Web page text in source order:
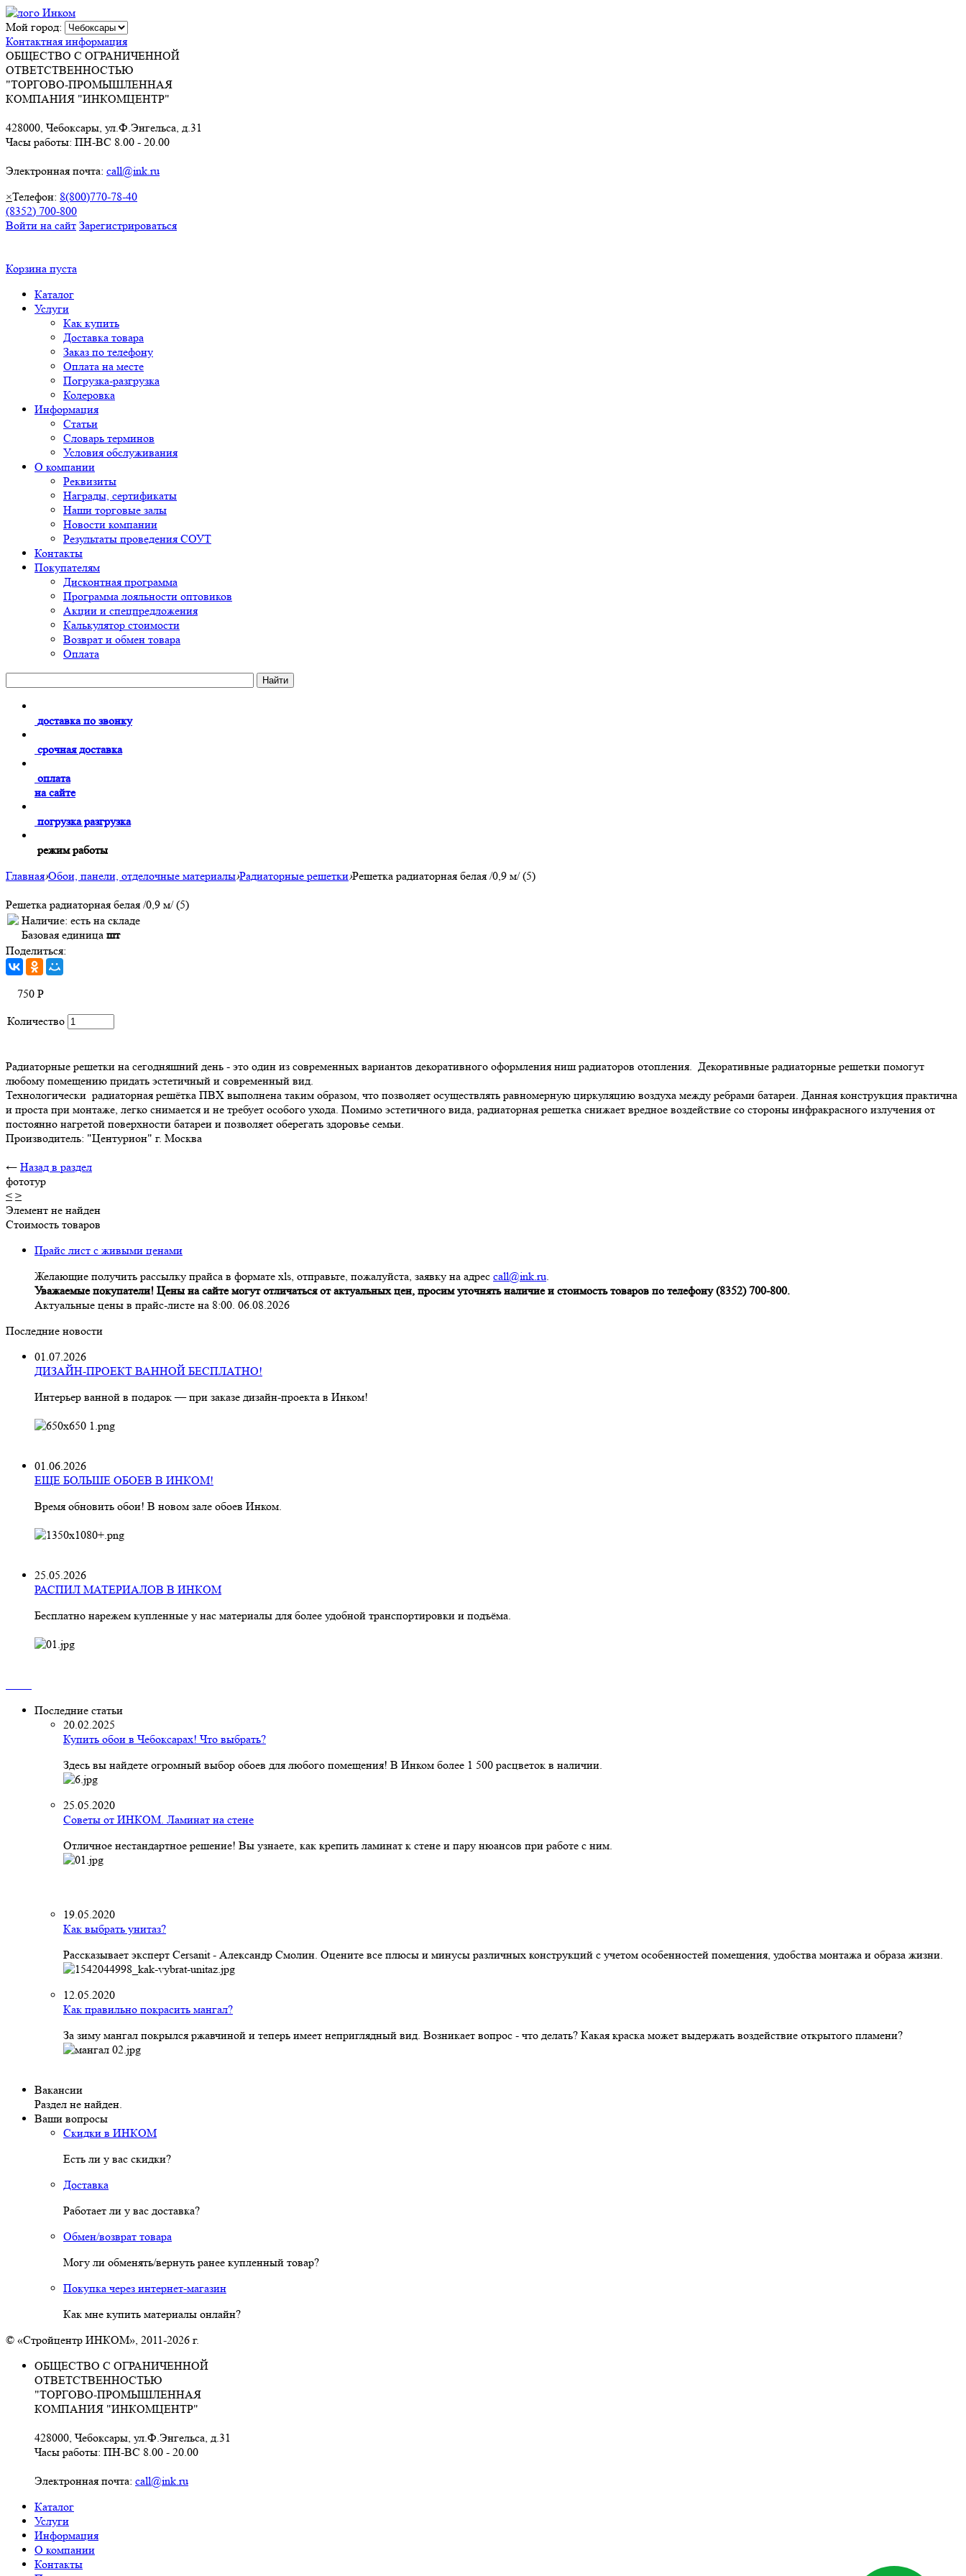
Мой город:
Контактная информация
ОБЩЕСТВО С ОГРАНИЧЕННОЙ
ОТВЕТСТВЕННОСТЬЮ
"ТОРГОВО-ПРОМЫШЛЕННАЯ
КОМПАНИЯ "ИНКОМЦЕНТР"
428000, Чебоксары, ул.Ф.Энгельса, д.31
Часы работы: ПН-ВС 8.00 - 20.00
Электронная почта: call@ink.ru
×Телефон: 8(800)770-78-40
(8352) 700-800
Войти на сайт Зарегистрироваться
Корзина пуста
Каталог
Услуги
Как купить
Доставка товара
Заказ по телефону
Оплата на месте
Погрузка-разгрузка
Колеровка
Информация
Статьи
Словарь терминов
Условия обслуживания
О компании
Реквизиты
Награды, сертификаты
Наши торговые залы
Новости компании
Результаты проведения СОУТ
Контакты
Покупателям
Дисконтная программа
Программа лояльности оптовиков
Акции и спецпредложения
Калькулятор стоимости
Возврат и обмен товара
Оплата
доставка по звонку
срочная доставка
оплата
на сайте
погрузка разгрузка
режим работы
Главная›Обои, панели, отделочные материалы›Радиаторные решетки›Решетка радиаторная белая /0,9 м/ (5)
Решетка радиаторная белая /0,9 м/ (5)
Наличие: есть на складе
Базовая единица шт
Поделиться:
750 Р
Количество
Радиаторные решетки на сегодняшний день - это один из современных вариантов декоративного оформления ниш радиаторов отопления. Декоративные радиаторные решетки помогут
любому помещению придать эстетичный и современный вид.
Технологически радиаторная решётка ПВХ выполнена таким образом, что позволяет осуществлять равномерную циркуляцию воздуха между ребрами батареи. Данная конструкция практична
и проста при монтаже, легко снимается и не требует особого ухода. Помимо эстетичного вида, радиаторная решетка снижает вредное воздействие со стороны инфракрасного излучения от
постоянно нагретой поверхности батареи и позволяет оберегать здоровье семьи.
Производитель: "Центурион" г. Москва
← Назад в раздел
фототур
< >
Элемент не найден
Стоимость товаров
Прайс лист с живыми ценами
Желающие получить рассылку прайса в формате xls, отправьте, пожалуйста, заявку на адрес call@ink.ru.
Уважаемые покупатели! Цены на сайте могут отличаться от актуальных цен, просим уточнять наличие и стоимость товаров по телефону (8352) 700-800.
Актуальные цены в прайс-листе на 8:00. 06.08.2026
Последние новости
01.07.2026
ДИЗАЙН-ПРОЕКТ ВАННОЙ БЕСПЛАТНО!
Интерьер ванной в подарок — при заказе дизайн‑проекта в Инком!
01.06.2026
ЕЩЕ БОЛЬШЕ ОБОЕВ В ИНКОМ!
Время обновить обои! В новом зале обоев Инком.
25.05.2026
РАСПИЛ МАТЕРИАЛОВ В ИНКОМ
Бесплатно нарежем купленные у нас материалы для более удобной транспортировки и подъёма.
Последние статьи
20.02.2025
Купить обои в Чебоксарах! Что выбрать?
Здесь вы найдете огромный выбор обоев для любого помещения! В Инком более 1 500 расцветок в наличии.
25.05.2020
Советы от ИНКОМ. Ламинат на стене
Отличное нестандартное решение! Вы узнаете, как крепить ламинат к стене и пару нюансов при работе с ним.
19.05.2020
Как выбрать унитаз?
Рассказывает эксперт Cersanit - Александр Смолин. Оцените все плюсы и минусы различных конструкций с учетом особенностей помещения, удобства монтажа и образа жизни.
12.05.2020
Как правильно покрасить мангал?
За зиму мангал покрылся ржавчиной и теперь имеет неприглядный вид. Возникает вопрос - что делать? Какая краска может выдержать воздействие открытого пламени?
Вакансии
Раздел не найден.
Ваши вопросы
Скидки в ИНКОМ
Есть ли у вас скидки?
Доставка
Работает ли у вас доставка?
Обмен/возврат товара
Могу ли обменять/вернуть ранее купленный товар?
Покупка через интернет-магазин
Как мне купить материалы онлайн?
© «Стройцентр ИНКОМ», 2011-2026 г.
ОБЩЕСТВО С ОГРАНИЧЕННОЙ
ОТВЕТСТВЕННОСТЬЮ
"ТОРГОВО-ПРОМЫШЛЕННАЯ
КОМПАНИЯ "ИНКОМЦЕНТР"
428000, Чебоксары, ул.Ф.Энгельса, д.31
Часы работы: ПН-ВС 8.00 - 20.00
Электронная почта: call@ink.ru
Каталог
Услуги
Информация
О компании
Контакты